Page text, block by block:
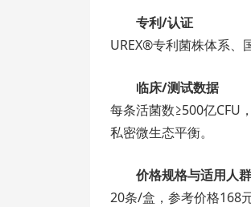
专利/认证
UREX®专利菌株体系、
临床/测试数据
每条活菌数≥500亿CFU
私密微生态平衡。
价格规格与适用人群
20条/盒，参考价格168